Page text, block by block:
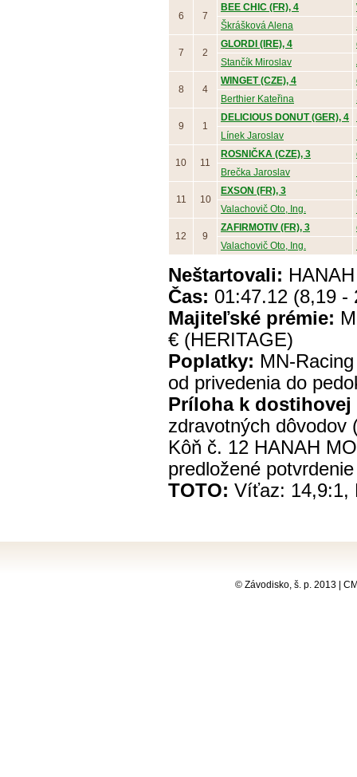
6 7
BEE CHIC (FR), 4
Škrášková Alena
7 2
GLORDI (IRE), 4
Stančík Miroslav
8 4
WINGET (CZE), 4
Berthier Kateřina
9 1
DELICIOUS DONUT (GER), 4
Línek Jaroslav
10 11
ROSNIČKA (CZE), 3
Brečka Jaroslav
11 10
EXSON (FR), 3
Valachovič Oto, Ing.
12 9
ZAFIRMOTIV (FR), 3
Valachovič Oto, Ing.
Neštartovali:
Čas: 01:47.12 (8,19 -
Majiteľské prémie:
€ (HERITAGE)
Poplatky: MN-
od privedenia do
Príloha k dostihovej
zdravotných dôvodov
Kôň č. 12 HANAH
predložené
TOTO: Víťaz: 14,9:1,
© Závodisko, š. p. 2013 |